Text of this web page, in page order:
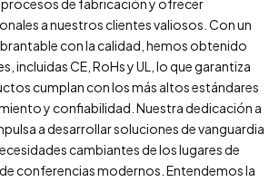
de fabricación y ofrecer
a nuestros clientes valiosos. Con un
con la calidad, hemos obtenido
incluidas CE, RoHs y UL, lo que garantiza
cumplan con los más altos estándares
y confiabilidad. Nuestra dedicación a
a desarrollar soluciones de vanguardia
cambiantes de los lugares de
conferencias modernos. Entendemos la